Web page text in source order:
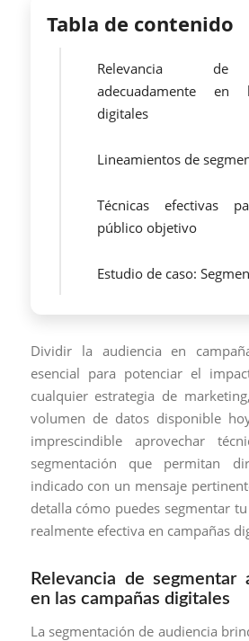
Tabla de contenido
Relevancia de
adecuadamente en
digitales
Lineamientos de
Técnicas efectivas
público objetivo
Estudio de caso:
Dividir la audiencia en
esencial para potenciar el
cualquier estrategia de
volumen de datos disponible
imprescindible aprovechar
segmentación que permitan
indicado con un mensaje
detalla cómo puedes segmentar
realmente efectiva en campañas
Relevancia de segmentar
en las campañas digitales
La segmentación de audiencia